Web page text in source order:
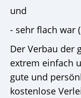
und
- sehr flach war
Der Verbau der
extrem einfach
gute und
kostenlose